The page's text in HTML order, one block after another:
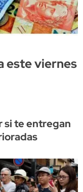
este viernes
si te entregan